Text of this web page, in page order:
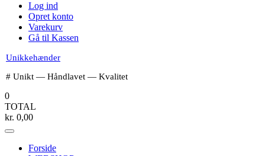
Log ind
Opret konto
Varekurv
Gå til Kassen
Unikkehænder
# Unikt — Håndlavet — Kvalitet
0
TOTAL
kr. 0,00
Forside